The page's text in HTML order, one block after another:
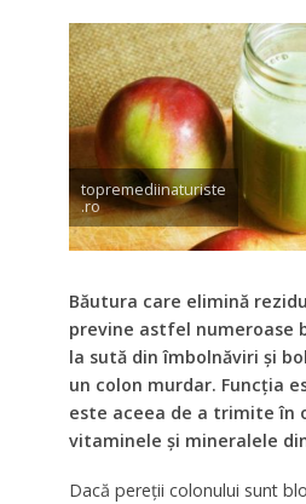
topremediinaturiste
.ro
Băutura care elimină
previne astfel numeroase
la sută din îmbolnăviri şi
un colon murdar. Funcţia
este aceea de a trimite în
vitaminele şi mineralele
Dacă pereţii colonului sunt